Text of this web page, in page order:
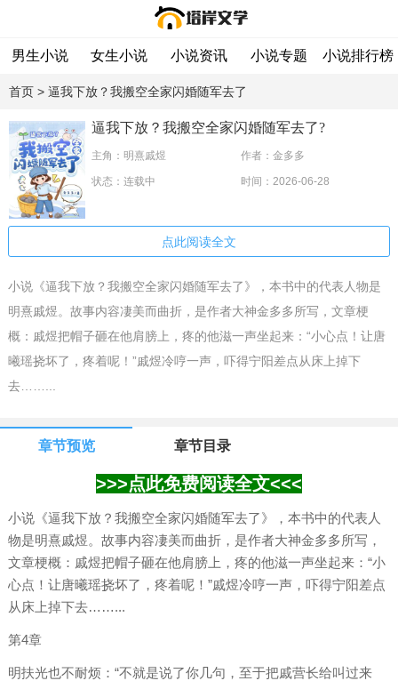
男生小说 女生小说 小说资讯 小说专题 小说排行榜
首页 > 逼我下放？我搬空全家闪婚随军去了
逼我下放？我搬空全家闪婚随军去了?
主角：明熹戚煜 作者：金多多
状态：连载中 时间：2026-06-28
点此阅读全文
小说《逼我下放？我搬空全家闪婚随军去了》，本书中的代表人物是
明熹戚煜。故事内容凄美而曲折，是作者大神金多多所写，文章梗
概：戚煜把帽子砸在他肩膀上，疼的他滋一声坐起来：“小心点！让唐
曦瑶挠坏了，疼着呢！”戚煜冷哼一声，吓得宁阳差点从床上掉下
去……...
章节预览 章节目录
>>>点此免费阅读全文<<<
小说《逼我下放？我搬空全家闪婚随军去了》，本书中的代表人
物是明熹戚煜。故事内容凄美而曲折，是作者大神金多多所写，
文章梗概：戚煜把帽子砸在他肩膀上，疼的他滋一声坐起来：“小
心点！让唐曦瑶挠坏了，疼着呢！”戚煜冷哼一声，吓得宁阳差点
从床上掉下去……...
第4章
明扶光也不耐烦：“不就是说了你几句，至于把戚营长给叫过来